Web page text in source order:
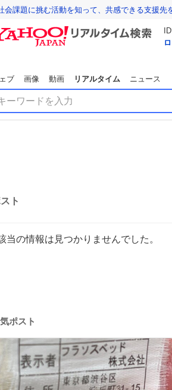
会課題に挑む活動を知って、共感できる支援先
ブ 画像 動画 リアルタイム ニュース
ト
当の情報は見つかりませんでした。
ポスト